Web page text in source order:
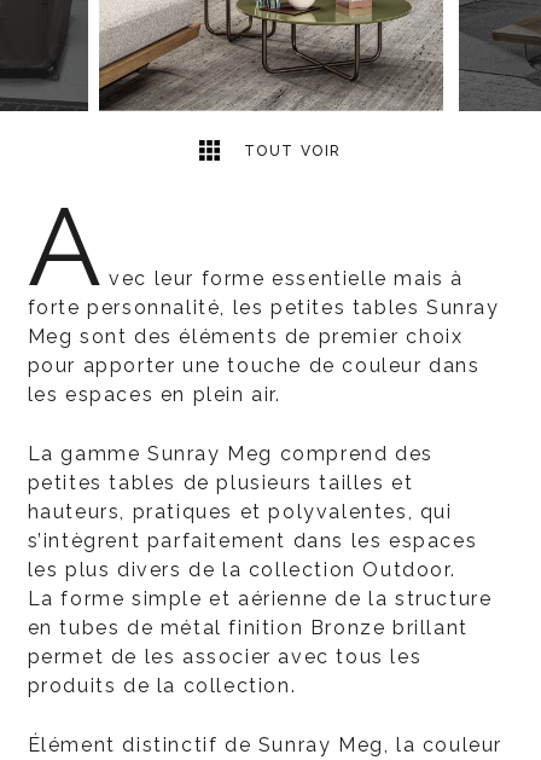
TOUT VOIR
A vec leur forme essentielle mais à
forte personnalité, les petites tables Sunray
Meg sont des éléments de premier choix
pour apporter une touche de couleur dans
les espaces en plein air.
La gamme Sunray Meg comprend des
petites tables de plusieurs tailles et
hauteurs, pratiques et polyvalentes, qui
s’intègrent parfaitement dans les espaces
les plus divers de la collection Outdoor.
La forme simple et aérienne de la structure
en tubes de métal finition Bronze brillant
permet de les associer avec tous les
produits de la collection.
Élément distinctif de Sunray Meg, la couleur